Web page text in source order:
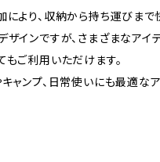
により、収納から持ち運びまで
ザインですが、さまざまなアイ
もご利用いただけます。
キャンプ、日常使いにも最適なア